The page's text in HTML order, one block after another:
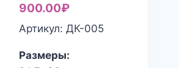
900.00₽
Артикул: ДК-005
Размеры: